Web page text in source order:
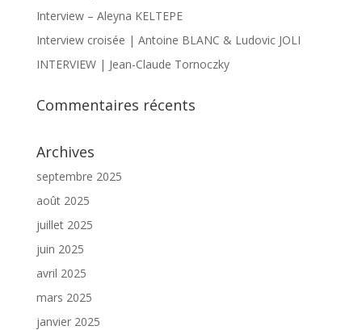
Interview – Aleyna KELTEPE
Interview croisée | Antoine BLANC & Ludovic JOLI
INTERVIEW | Jean-Claude Tornoczky
Commentaires récents
Archives
septembre 2025
août 2025
juillet 2025
juin 2025
avril 2025
mars 2025
janvier 2025